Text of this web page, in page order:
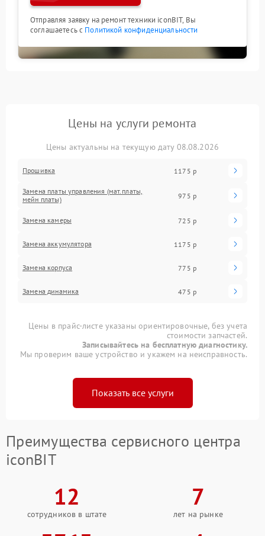
Отправляя заявку на ремонт техники iconBIT, Вы
соглашаетесь с Политикой конфиденциальности
Цены на услуги ремонта
Цены актуальны на текущую дату 08.08.2026
Прошивка 1175 р
Замена платы управления (мат.платы,
мейн платы)
975 р
Замена камеры 725 р
Замена аккумулятора 1175 р
Замена корпуса 775 р
Замена динамика 475 р
Цены в прайс-листе указаны ориентировочные, без учета
стоимости запчастей.
Записывайтесь на бесплатную диагностику.
Мы проверим ваше устройство и укажем на неисправность.
Показать все услуги
Преимущества сервисного центра
iconBIT
12
сотрудников в штате
7
лет на рынке